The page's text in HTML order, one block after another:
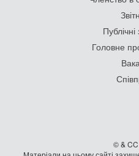
Публічні
Головне
© &